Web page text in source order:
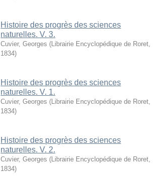
Histoire des progrès des sciences
naturelles. V. 3.
Cuvier, Georges ( Librairie Encyclopédique de Roret
1834)
Histoire des progrès des sciences
naturelles. V. 1.
Cuvier, Georges ( Librairie Encyclopédique de Roret
1834)
Histoire des progrès des sciences
naturelles. V. 2.
Cuvier, Georges ( Librairie Encyclopédique de Roret
1834)